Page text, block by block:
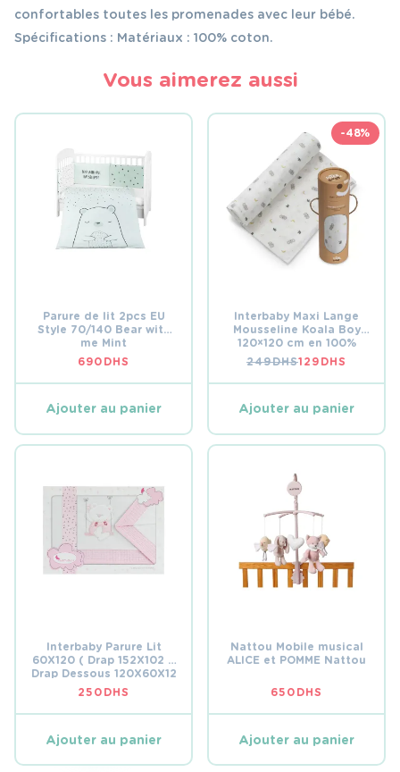
confortables toutes les promenades avec leur bébé.
Spécifications : Matériaux : 100% coton.
Vous aimerez aussi
Parure de lit 2pcs EU
Style 70/140 Bear with
me Mint
690 DHS
Ajouter au panier
-48%
Interbaby Maxi Lange
Mousseline Koala Boy
120×120 cm en 100%
Coton
249DHSLE
PRIX
ÉTAIT :
129 DHS
LE
PRIX
EST :
Ajouter au panier
Interbaby Parure Lit
60X120 ( Drap 152X102 +
Drap Dessous 120X60X12
+ Coussin 60X30)Rose
250 DHS
Ajouter au panier
Nattou Mobile musical
ALICE et POMME Nattou
650 DHS
Ajouter au panier